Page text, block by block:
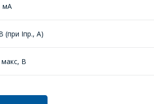
мА
(при Iпр., А)
В